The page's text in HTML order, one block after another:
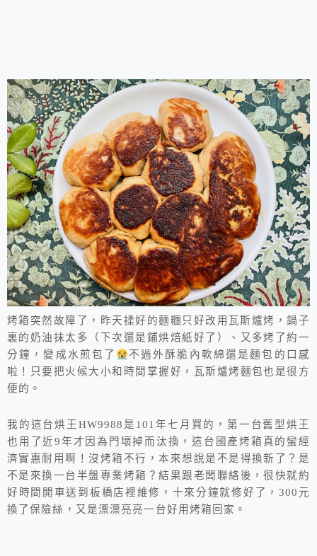
烤箱突然故障了，昨天揉好的麵糰只好改用瓦斯爐烤，鍋子
裏的奶油抹太多（下次還是鋪烘焙紙好了）、又多烤了約一
分鐘，變成水煎包了
不過外酥脆內軟綿還是麵包的口感
啦！只要把火候大小和時間掌握好，瓦斯爐烤麵包也是很方
便的。
我的這台烘王HW9988是101年七月買的，第一台舊型烘王
也用了近9年才因為門壞掉而汰換，這台國產烤箱真的蠻經
濟實惠耐用啊！沒烤箱不行，本來想說是不是得換新了？是
不是來換一台半盤專業烤箱？結果跟老闆聯絡後，很快就約
好時間開車送到板橋店裡維修，十來分鐘就修好了，300元
換了保險絲，又是漂漂亮亮一台好用烤箱回家。